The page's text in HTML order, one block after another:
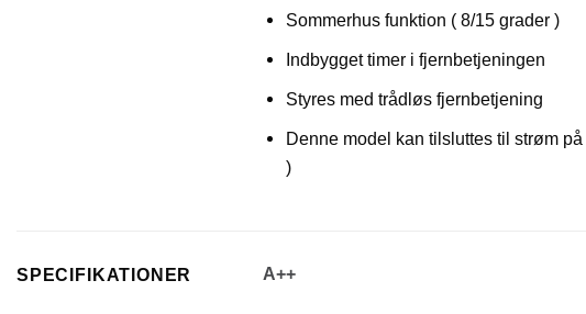
Sommerhus funktion ( 8/15 grader )
Indbygget timer i fjernbetjeningen
Styres med trådløs fjernbetjening
Denne model kan tilsluttes til strøm
)
SPECIFIKATIONER A++